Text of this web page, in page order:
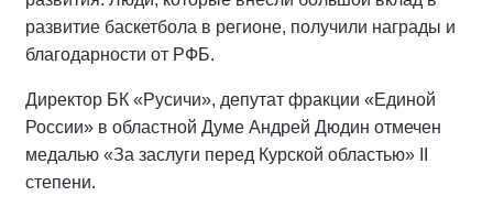
развитие баскетбола в регионе, получили награды и
благодарности от РФБ.
Директор БК «Русичи», депутат фракции «Единой
России» в областной Думе Андрей Дюдин отмечен
медалью «За заслуги перед Курской областью» II
степени.